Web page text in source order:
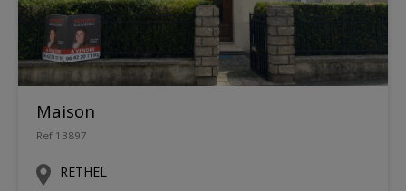
Maison
Ref 13897
RETHEL